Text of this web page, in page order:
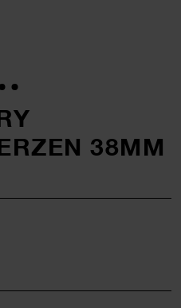
38MM